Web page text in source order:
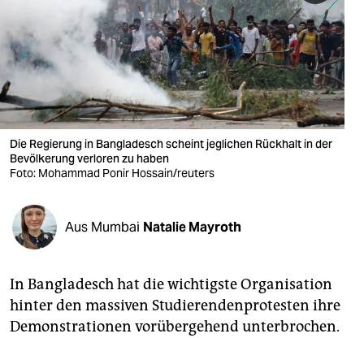
nord
wahrheit
verlag
verlag
veranstaltungen
fragen & hilfe
abo
genossenschaft
Die Regierung in Bangladesch scheint jeglichen Rückhalt in der
Bevölkerung verloren zu haben
Foto: Mohammad Ponir Hossain/reuters
Aus Mumbai Natalie Mayroth
In Bangladesch hat die wichtigste Organisation
hinter den massiven Studierendenprotesten ihre
Demonstrationen vorübergehend unterbrochen.